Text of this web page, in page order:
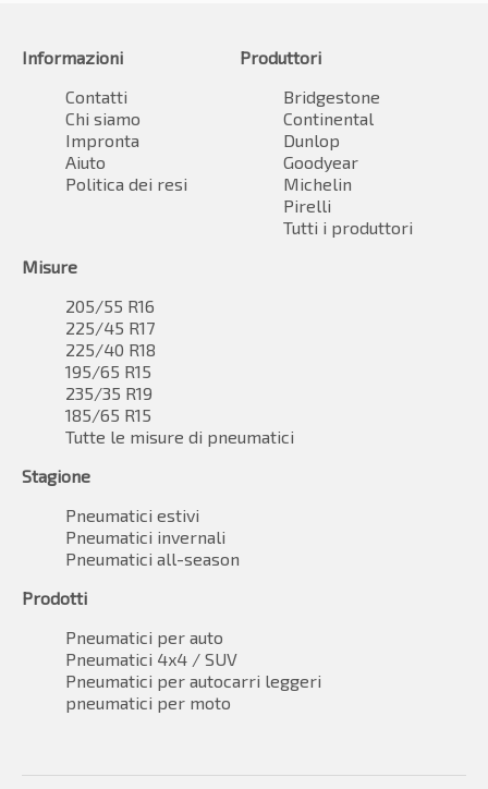
Informazioni
Contatti
Chi siamo
Impronta
Aiuto
Politica dei resi
Produttori
Bridgestone
Continental
Dunlop
Goodyear
Michelin
Pirelli
Tutti i produttori
Misure
205/55 R16
225/45 R17
225/40 R18
195/65 R15
235/35 R19
185/65 R15
Tutte le misure di pneumatici
Stagione
Pneumatici estivi
Pneumatici invernali
Pneumatici all-season
Prodotti
Pneumatici per auto
Pneumatici 4x4 / SUV
Pneumatici per autocarri leggeri
pneumatici per moto